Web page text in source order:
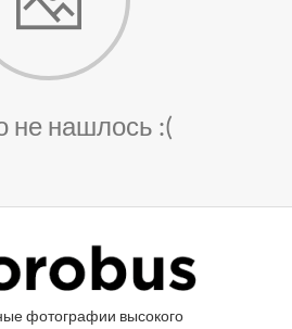
не нашлось :(
фотографии высокого